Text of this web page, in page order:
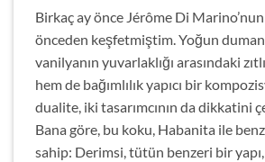
Birkaç ay önce Jérôme Di Marino’nun
önceden keşfetmiştim. Yoğun
vanilyanın yuvarlaklığı arasındaki
hem de bağımlılık yapıcı bir
dualite, iki tasarımcının da dikkatini
Bana göre, bu koku, Habanita ile
sahip: Derimsi, tütün benzeri bir